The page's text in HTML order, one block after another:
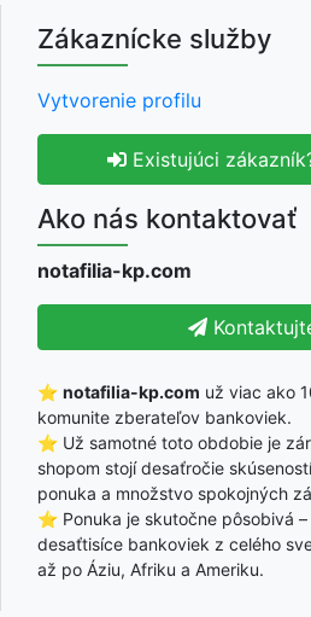
Zákaznícke služby
Vytvorenie profilu
Existujúci
Ako nás kontaktovať
notafilia-kp.com
⭐ notafilia-kp.com už viac ako
komunite zberateľov bankoviek.
⭐ Už samotné toto obdobie je
shopom stojí desaťročie
ponuka a množstvo spokojných
⭐ Ponuka je skutočne pôsobivá
desaťtisíce bankoviek z celého
až po Áziu, Afriku a Ameriku.